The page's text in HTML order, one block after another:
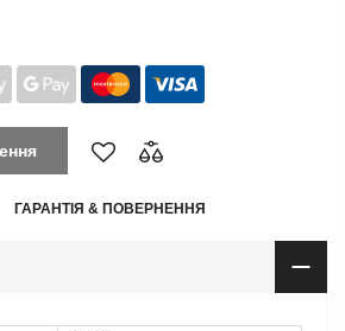
ГАРАНТІЯ & ПОВЕРНЕННЯ